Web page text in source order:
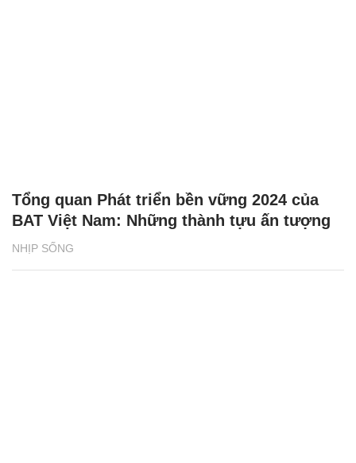
NHỊP SỐNG
Tổng quan Phát triển bền vững 2024 của
BAT Việt Nam: Những thành tựu ấn tượng